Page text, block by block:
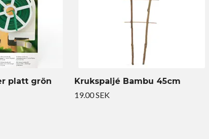
platt grön
Krukspaljé Bambu 45cm
19.00 SEK